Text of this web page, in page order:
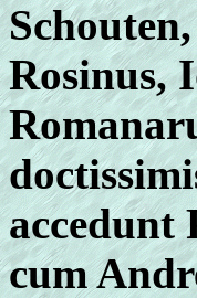
Rosinus,
accedunt
cum